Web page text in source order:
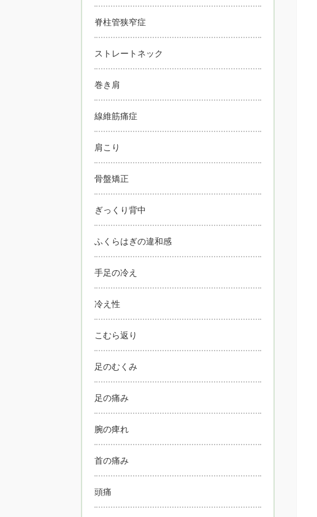
脊柱管狭窄症
ストレートネック
巻き肩
線維筋痛症
肩こり
骨盤矯正
ぎっくり背中
ふくらはぎの違和感
手足の冷え
冷え性
こむら返り
足のむくみ
足の痛み
腕の痺れ
首の痛み
頭痛